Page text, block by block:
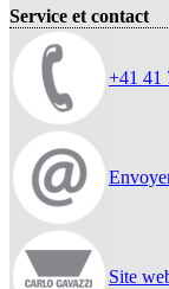
Service et contact
+41 41
Site